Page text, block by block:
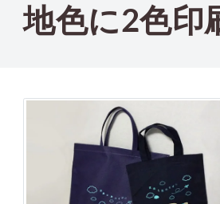
地色に2色印